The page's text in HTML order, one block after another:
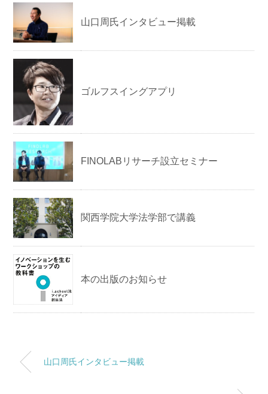
山口周氏インタビュー掲載
ゴルフスイングアプリ
FINOLABリサーチ設立セミナー
関西学院大学法学部で講義
本の出版のお知らせ
山口周氏インタビュー掲載